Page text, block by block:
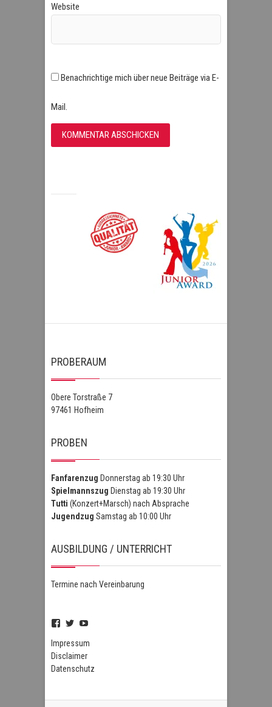
Website
Benachrichtige mich über neue Beiträge via E-
Mail.
PROBERAUM
Obere Torstraße 7
97461 Hofheim
PROBEN
Fanfarenzug Donnerstag ab 19:30 Uhr
Spielmannszug Dienstag ab 19:30 Uhr
Tutti (Konzert+Marsch) nach Absprache
Jugendzug Samstag ab 10:00 Uhr
AUSBILDUNG / UNTERRICHT
Termine nach Vereinbarung
Profil
FSZHofheim
auf
Facebook
anzeigen
Profil
FSZHOH
auf
Twitter
anzeigen
UCIPUnOSBlWxEpiBka0jOAfw
anzeigen
Impressum
Disclaimer
Datenschutz